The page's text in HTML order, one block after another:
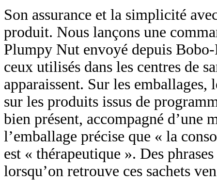
Son assurance et la simplicité
produit. Nous lançons une
Plumpy Nut envoyé depuis
ceux utilisés dans les centres de
apparaissent. Sur les
sur les produits issus de
bien présent, accompagné
l’emballage précise que « la
est « thérapeutique ». Des
lorsqu’on retrouve ces sachets